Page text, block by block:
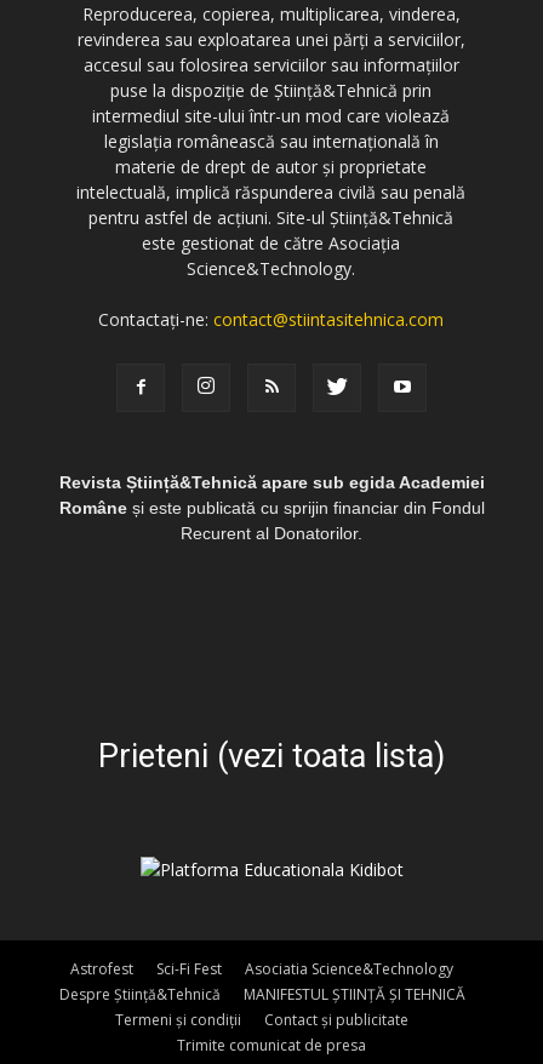
Reproducerea, copierea, multiplicarea, vinderea,
revinderea sau exploatarea unei părți a serviciilor,
accesul sau folosirea serviciilor sau informațiilor
puse la dispoziție de Știință&Tehnică prin
intermediul site-ului într-un mod care violează
legislația românească sau internațională în
materie de drept de autor și proprietate
intelectuală, implică răspunderea civilă sau penală
pentru astfel de acțiuni. Site-ul Știință&Tehnică
este gestionat de către Asociația
Science&Technology.
Contactați-ne:contact@stiintasitehnica.com
Revista Știință&Tehnică apare sub egida Academiei
Româneși este publicată cu sprijin financiar din Fondul
Recurent al Donatorilor.
Prieteni (vezi toata lista)
Astrofest Sci-Fi Fest
Asociatia Science&Technology
Despre Știință&Tehnică
MANIFESTUL ȘTIINȚĂ ȘI TEHNICĂ
Termeni și condiții
Contact și publicitate
Trimite comunicat de presa